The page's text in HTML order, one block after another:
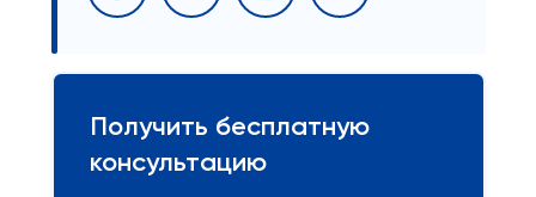
Получить бесплатную
консультацию